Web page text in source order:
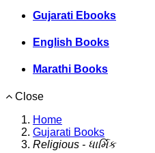
Gujarati Ebooks
English Books
Marathi Books
Close
Home
Gujarati Books
Religious - ધાર્મિક